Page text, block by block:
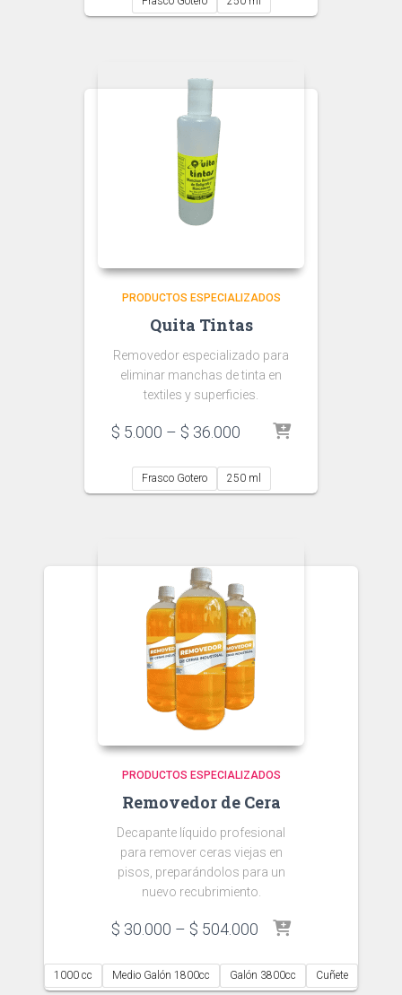
through
PRODUCTOS ESPECIALIZADOS
Quita Tintas
Removedor especializado para
eliminar manchas de tinta en
textiles y superficies.
$ 5.000 – $ 36.000 Price
$ 5.000
through
Frasco Gotero 250 ml
PRODUCTOS ESPECIALIZADOS
Removedor de Cera
Decapante líquido profesional
para remover ceras viejas en
pisos, preparándolos para un
nuevo recubrimiento.
$ 30.000 – $ 504.000 Price
$ 30.000
through
1000 cc Medio Galón 1800cc Galón 3800cc Cuñete